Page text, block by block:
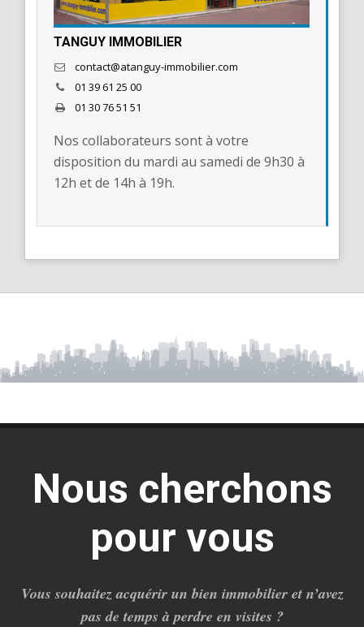
TANGUY IMMOBILIER
contact@atanguy-immobilier.com
01 39 61 25 00
01 30 76 51 51
Nos collaborateurs sont à votre
disposition du mardi au samedi de 9h30 à
12h et de 14h à 19h.
Nous cherchons
pour vous
Vous souhaitez acquérir un bien immobilier et n’avez
pas de temps à perdre en visites ?